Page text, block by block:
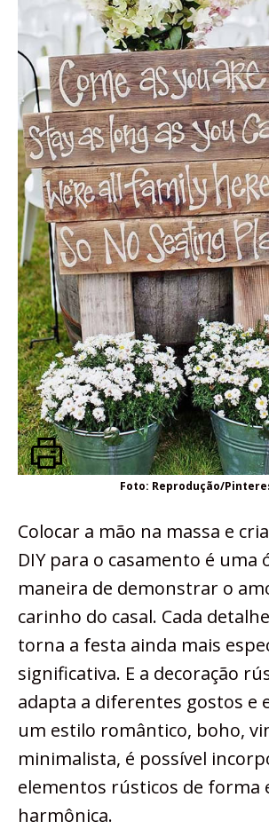
Foto: Reprodução/
Colocar a mão na massa e
DIY para o casamento é uma
maneira de demonstrar o
carinho do casal. Cada
torna a festa ainda mais
significativa. E a decoração
adapta a diferentes gostos e
um estilo romântico, boho,
minimalista, é possível
elementos rústicos de forma
harmônica.